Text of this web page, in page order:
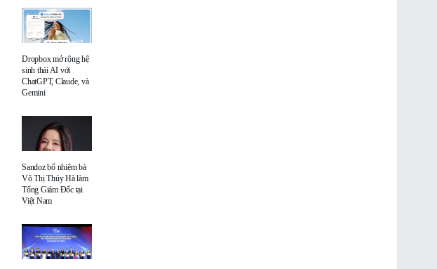
Dropbox mở rộng hệ
sinh thái AI với
ChatGPT, Claude, và
Gemini
Sandoz bổ nhiệm bà
Võ Thị Thúy Hà làm
Tổng Giám Đốc tại
Việt Nam